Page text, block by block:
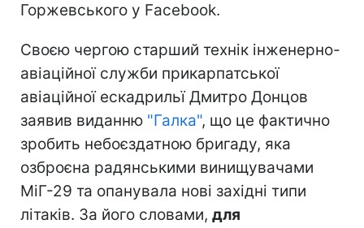
Горжевського у Facebook.
Своєю чергою старший технік інженерно-
авіаційної служби прикарпатської
авіаційної ескадрильї Дмитро Донцов
заявив виданню "Галка", що це фактично
зробить небоєздатною бригаду, яка
озброєна радянськими винищувачами
МіГ-29 та опанувала нові західні типи
літаків. За його словами, для